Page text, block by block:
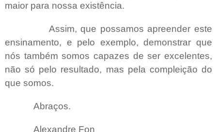
maior para nossa existência.
Assim, que possamos apreender este
ensinamento, e pelo exemplo, demonstrar que
nós também somos capazes de ser excelentes,
não só pelo resultado, mas pela compleição do
que somos.
Abraços.
Alexandre Fon